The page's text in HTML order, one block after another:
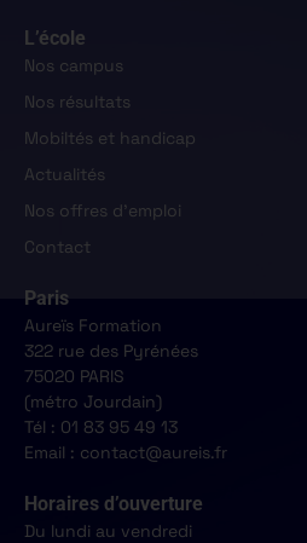
L’école
Nos campus
Nos résultats
Mobiltés et handicap
Actualités
Nos offres d'emploi
Contact
Paris
Aureïs Formation
322 rue des Pyrénées
75020 PARIS
(métro Jourdain)
Tél : 01 83 95 49 13
Email : contact@aureis.fr
Horaires d’ouverture
Du lundi au vendredi